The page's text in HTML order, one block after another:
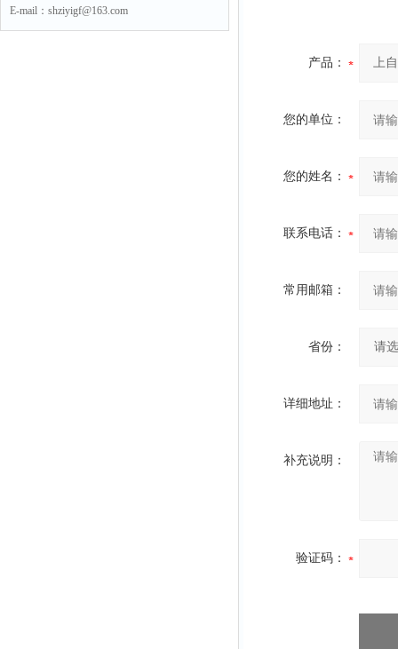
E-mail：shziyigf@163.com
产品：
您的单位：
您的姓名：
联系电话：
常用邮箱：
省份：
详细地址：
补充说明：
验证码：